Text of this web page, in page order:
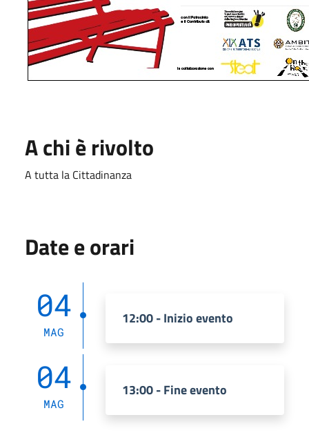
A chi è rivolto
A tutta la Cittadinanza
Date e orari
04
MAG
12:00 - Inizio evento
04
MAG
13:00 - Fine evento